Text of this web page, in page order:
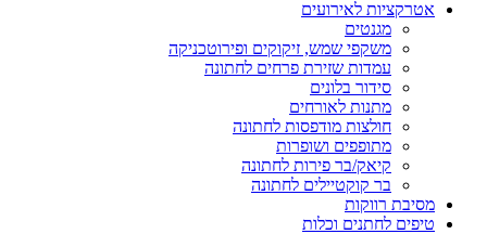
אטרקציות לאירועים
מגנטים
משקפי שמש, זיקוקים ופירוטכניקה
עמדות שזירת פרחים לחתונה
סידור בלונים
מתנות לאורחים
חולצות מודפסות לחתונה
מתופפים ושופרות
קיאק/בר פירות לחתונה
בר קוקטיילים לחתונה
מסיבת רווקות
טיפים לחתנים וכלות